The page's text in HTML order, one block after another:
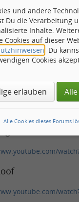
LP sowie das
fühlen sich nun
Trennungsphase
Das
jedoch auf
spannend als Crazy
gemeinsam, dass
Kramen in der
Viel
und andere
Du die Verarbeitung
Inhalte.
auf dieser
. Du
Cookies
erlauben
Alle Cookies dieses Forums